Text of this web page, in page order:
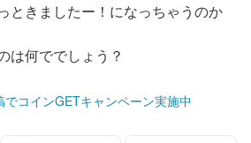
ときましたー！になっちゃうのか
は何ででしょう？
コインGETキャンペーン実施中